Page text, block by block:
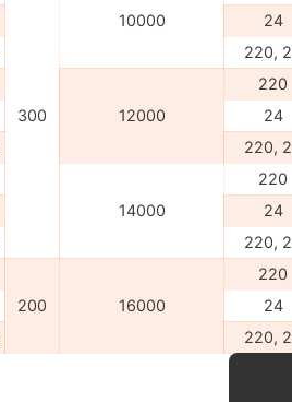
300
10000
24
220,
12000
220
24
220,
14000
220
24
220,
200
16000
220
24
220,